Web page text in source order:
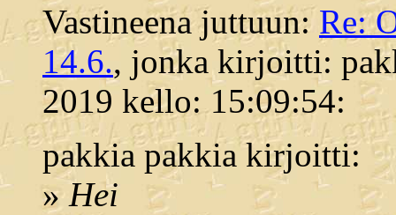
Vastineena juttuun:Re:
14.6., jonka kirjoitti:
2019 kello: 15:09:54:
pakkia pakkia kirjoitti:
» Hei